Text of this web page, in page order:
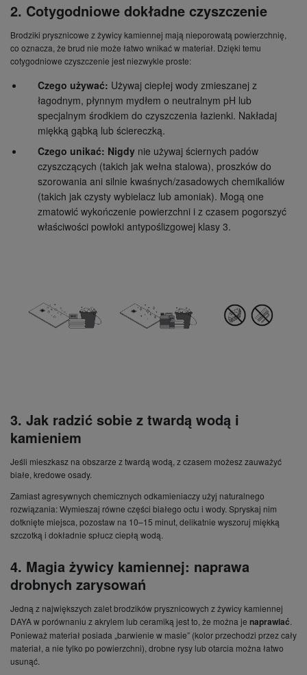
2. Cotygodniowe dokładne czyszczenie
Brodziki prysznicowe z żywicy kamiennej mają nieporowatą powierzchnię,
co oznacza, że brud nie może łatwo wnikać w materiał. Dzięki temu
cotygodniowe czyszczenie jest niezwykle proste:
Czego używać: Używaj ciepłej wody zmieszanej z
łagodnym, płynnym mydłem o neutralnym pH lub
specjalnym środkiem do czyszczenia łazienki. Nakładaj
miękką gąbką lub ściereczką.
Czego unikać: Nigdy nie używaj ściernych padów
czyszczących (takich jak wełna stalowa), proszków do
szorowania ani silnie kwaśnych/zasadowych chemikaliów
(takich jak czysty wybielacz lub amoniak). Mogą one
zmatowić wykończenie powierzchni i z czasem pogorszyć
właściwości powłoki antypoślizgowej klasy 3.
3. Jak radzić sobie z twardą wodą i
kamieniem
Jeśli mieszkasz na obszarze z twardą wodą, z czasem możesz zauważyć
białe, kredowe osady.
Zamiast agresywnych chemicznych odkamieniaczy użyj naturalnego
rozwiązania: Wymieszaj równe części białego octu i wody. Spryskaj nim
dotknięte miejsca, pozostaw na 10–15 minut, delikatnie wyszoruj miękką
szczotką i dokładnie spłucz ciepłą wodą.
4. Magia żywicy kamiennej: naprawa
drobnych zarysowań
Jedną z największych zalet brodzików prysznicowych z żywicy kamiennej
DAYA w porównaniu z akrylem lub ceramiką jest to, że można je naprawiać.
Ponieważ materiał posiada „barwienie w masie” (kolor przechodzi przez cały
materiał, a nie tylko po powierzchni), drobne rysy lub otarcia można łatwo
usunąć.